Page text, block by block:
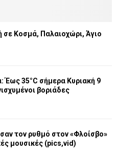
σε Κοσμά, Παλαιοχώρι, Άγιο
Έως 35°C σήμερα Κυριακή 9
βοριάδες
τον ρυθμό στον «Φλοίσβο»
μουσικές (pics,vid)